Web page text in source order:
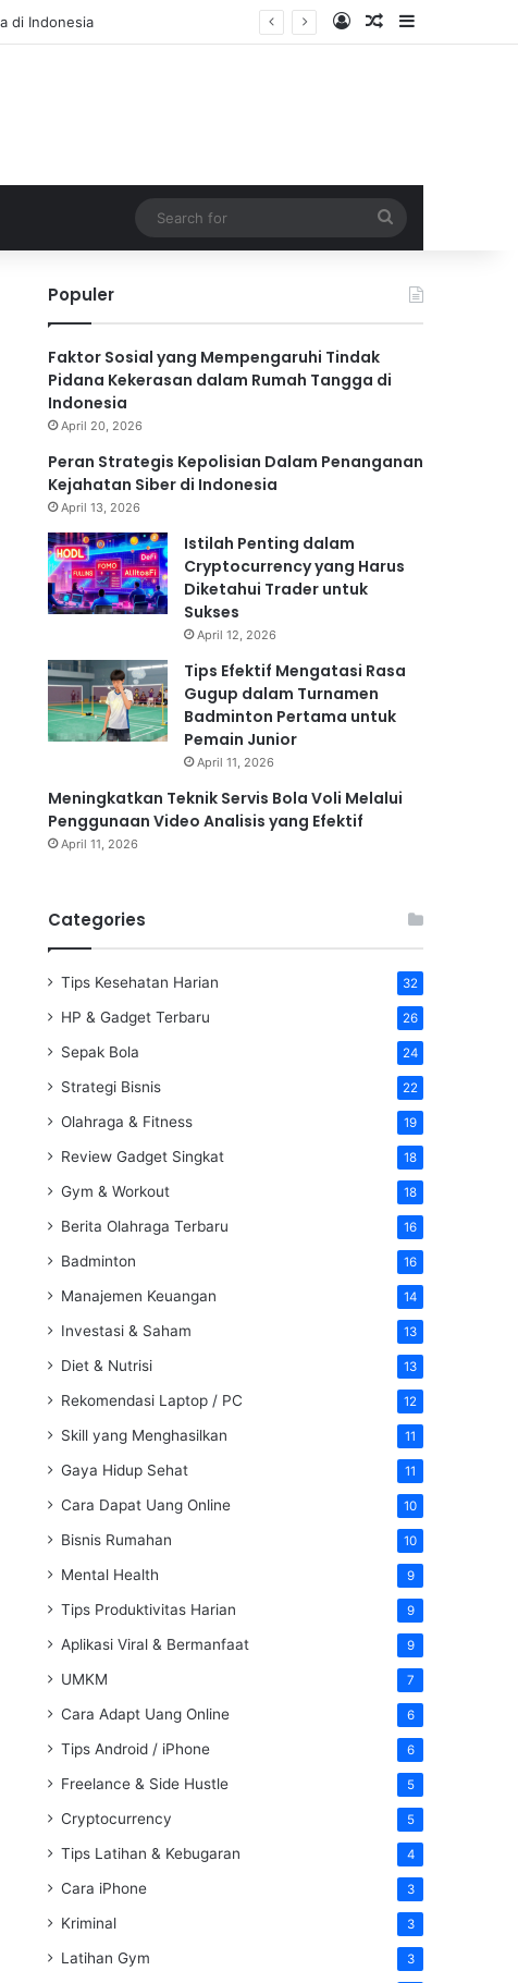
Log InRandom Article
Sidebar
for
Populer
Faktor Sosial yang Mempengaruhi Tindak
Pidana Kekerasan dalam Rumah Tangga di
Indonesia
April 20, 2026
Peran Strategis Kepolisian Dalam Penanganan
Kejahatan Siber di Indonesia
April 13, 2026
Istilah Penting dalam
Cryptocurrency yang Harus
Diketahui Trader untuk
Sukses
April 12, 2026
Tips Efektif Mengatasi Rasa
Gugup dalam Turnamen
Badminton Pertama untuk
Pemain Junior
April 11, 2026
Meningkatkan Teknik Servis Bola Voli Melalui
Penggunaan Video Analisis yang Efektif
April 11, 2026
Categories
Tips Kesehatan Harian 32
HP & Gadget Terbaru 26
Sepak Bola 24
Strategi Bisnis 22
Olahraga & Fitness 19
Review Gadget Singkat 18
Gym & Workout 18
Berita Olahraga Terbaru 16
Badminton 16
Manajemen Keuangan 14
Investasi & Saham 13
Diet & Nutrisi 13
Rekomendasi Laptop / PC 12
Skill yang Menghasilkan 11
Gaya Hidup Sehat 11
Cara Dapat Uang Online 10
Bisnis Rumahan 10
Mental Health 9
Tips Produktivitas Harian 9
Aplikasi Viral & Bermanfaat 9
UMKM 7
Cara Adapt Uang Online 6
Tips Android / iPhone 6
Freelance & Side Hustle 5
Cryptocurrency 5
Tips Latihan & Kebugaran 4
Cara iPhone 3
Kriminal 3
Latihan Gym 3